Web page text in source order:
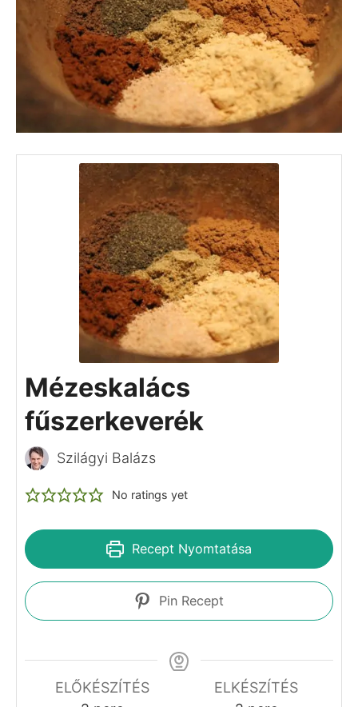
Mézeskalács
fűszerkeverék elkészítése
A mézeskalács fűszerkeverékhez
használj őrölt fűszereket. Keverd össze
azonnal a tésztához!
Tipp: A mézeskalácsba vaníliás cukrot is
tegyél, bár ez nem feltétlenül a fűszerkeverék
része. Ha igazán finom mézeskalácsot
szeretnél, akkor használj eredeti bourbon
vaníliát, így az is tovább fűszerezi a tésztát.